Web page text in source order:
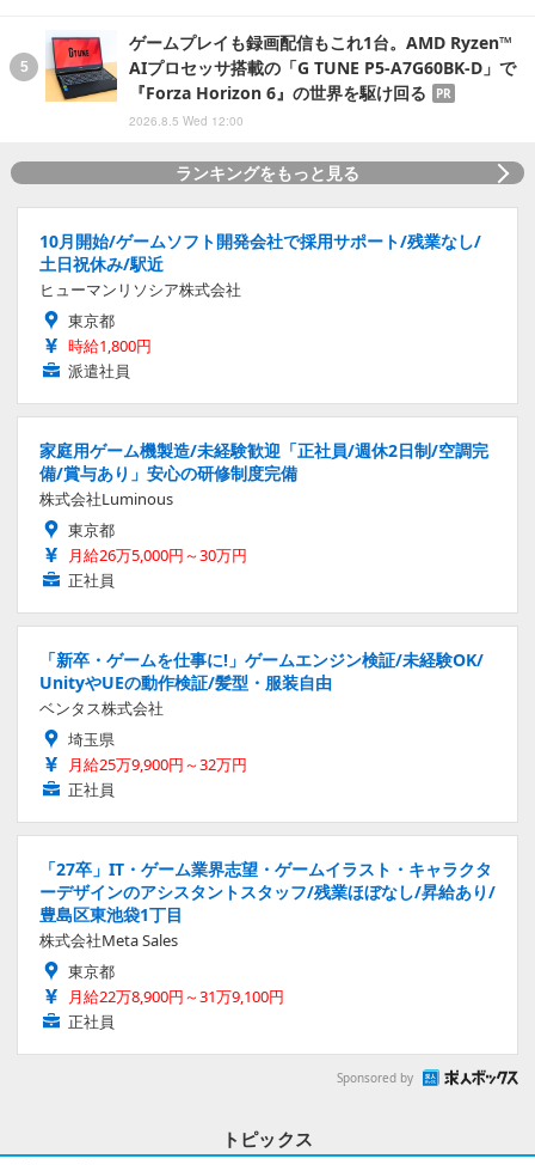
ゲームプレイも録画配信もこれ1台。AMD Ryzen™
AIプロセッサ搭載の「G TUNE P5-A7G60BK-D」で
『Forza Horizon 6』の世界を駆け回る
PR
2026.8.5 Wed 12:00
ランキングをもっと見る
10月開始/ゲームソフト開発会社で採用サポート/残業なし/
土日祝休み/駅近
ヒューマンリソシア株式会社
東京都
時給1,800円
派遣社員
家庭用ゲーム機製造/未経験歓迎「正社員/週休2日制/空調完
備/賞与あり」安心の研修制度完備
株式会社Luminous
東京都
月給26万5,000円～30万円
正社員
「新卒・ゲームを仕事に!」ゲームエンジン検証/未経験OK/
UnityやUEの動作検証/髪型・服装自由
ベンタス株式会社
埼玉県
月給25万9,900円～32万円
正社員
「27卒」IT・ゲーム業界志望・ゲームイラスト・キャラクタ
ーデザインのアシスタントスタッフ/残業ほぼなし/昇給あり/
豊島区東池袋1丁目
株式会社Meta Sales
東京都
月給22万8,900円～31万9,100円
正社員
Sponsored by
トピックス